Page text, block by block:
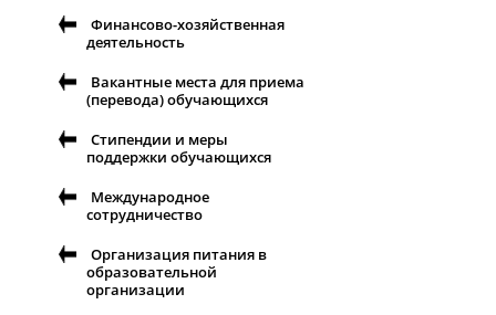
Финансово-хозяйственная
деятельность
Вакантные места для приема
(перевода) обучающихся
Стипендии и меры
поддержки обучающихся
Международное
сотрудничество
Организация питания в
образовательной
организации